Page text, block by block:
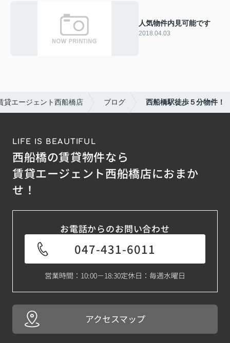
人気物件内見可能です
2018.04.03
貸エージェント西船橋店 ブログ 西船橋駅徒歩５分物件！
LIFE IS BEAUTIFUL
西船橋の賃貸物件なら
賃貸エージェント西船橋店におまか
せ！
お電話からのお問い合わせ
047-431-6011
営業時間：10:00－18:30定休日：毎週水曜日
アクセスマップ